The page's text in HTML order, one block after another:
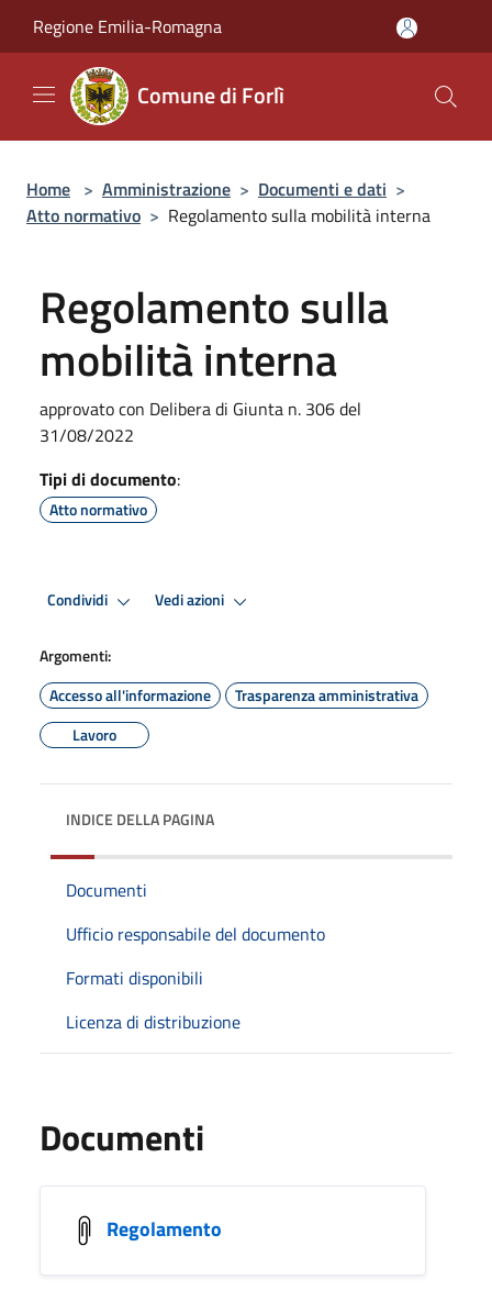
Regione Emilia-Romagna
Comune di Forlì
Home > Amministrazione > Documenti e dati >
Atto normativo > Regolamento sulla mobilità interna
Regolamento sulla
mobilità interna
approvato con Delibera di Giunta n. 306 del
31/08/2022
Tipi di documento:
Atto normativo
Condividi Vedi azioni
Argomenti:
Accesso all'informazione
Trasparenza amministrativa
Lavoro
INDICE DELLA PAGINA
Documenti
Ufficio responsabile del documento
Formati disponibili
Licenza di distribuzione
Documenti
Regolamento